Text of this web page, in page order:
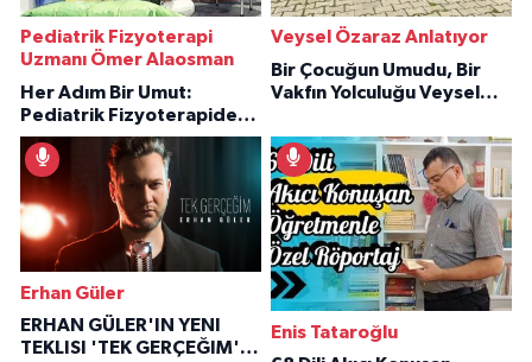
Pediatrik Fizyoterapi
Uzmanı Ömer Alaosman
Her Adım Bir Umut:
Pediatrik Fizyoterapiden
İlham Veren Hikâyeler
Veysel Özaraz Anlatıyor
Bir Çocuğun Umudu, Bir
Vakfın Yolculuğu Veysel
Erhan Güler
ERHAN GÜLER'IN YENI
TEKLISI 'TEK GERÇEĞIM'LE
Enis Tataroğlu